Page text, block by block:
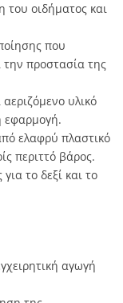
του οιδήματος και
που
την προστασία της
υλικό
εφαρμογή.
ελαφρύ πλαστικό
περιττό βάρος.
το δεξί και το
αγωγή